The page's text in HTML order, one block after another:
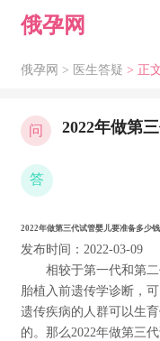
俄孕网
俄孕网 > 医生答疑 > 正
问 2022年做第
答
2022年做第三代试管婴儿要准备多少钱
发布时间：2022-03-09
相较于第一代和第
胎植入前遗传学诊断，
遗传疾病的人群可以生
的。那么2022年做第三